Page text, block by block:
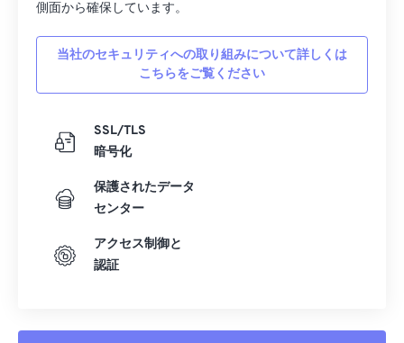
側面から確保しています。
当社のセキュリティへの取り組みについて詳しくは
こちらをご覧ください
SSL/TLS
暗号化
保護されたデータ
センター
アクセス制御と
認証